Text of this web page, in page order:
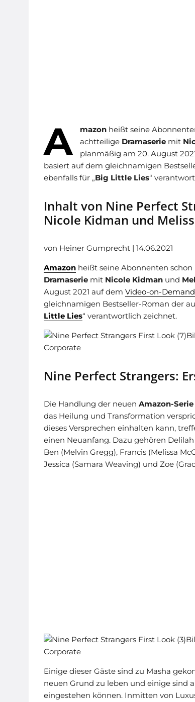
A mazon heißt seine
achtteilige Dramaserie mit
planmäßig am 20. August
basiert auf dem gleichnamigen
ebenfalls für „Big Little Lies“
Inhalt von Nine Perfect
Nicole Kidman und
von Heiner Gumprecht | 14.06.2021
Amazon heißt seine Abonnenten
Dramaserie mit Nicole Kidman und
August 2021 auf dem Video-on-
gleichnamigen Bestseller-Roman der
Little Lies“ verantwortlich zeichnet.
Corporate
Nine Perfect Strangers:
Die Handlung der neuen Amazon-Serie
das Heilung und Transformation
dieses Versprechen einhalten kann,
einen Neuanfang. Dazu gehören Delilah
Ben (Melvin Gregg), Francis (Melissa
Jessica (Samara Weaving) und Zoe
Corporate
Einige dieser Gäste sind zu Masha
neuen Grund zu leben und einige sind
eingestehen können. Inmitten von